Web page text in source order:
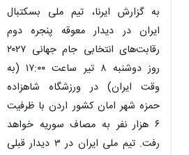
به گزارش ایرنا، تیم ملی بسکتبال
ایران در دیدار معوقه پنجره دوم
رقابت‌های انتخابی جام جهانی ۲۰۲۷
روز دوشنبه ۸ تیر ساعت ۱۷:۰۰ (به
وقت ایران) در ورزشگاه شاهزاده
حمزه شهر امان کشور اردن با ظرفیت
۶ هزار نفر به مصاف سوریه خواهد
رفت. تیم ملی ایران در ۳ دیدار قبلی